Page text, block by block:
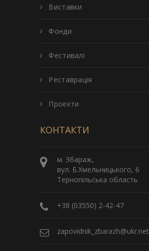
Виставки
Фонди
Фестивалі
Реставрація
Проекти
КОНТАКТИ
м. Збараж,
вул. Б.Хмельницького, 6
Тернопільська область
+38 (03550) 2-42-47
zapovidnik_zbarazh@ukr.net